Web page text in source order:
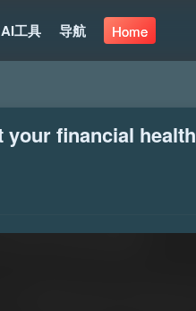
AI工具 导航 Home
your financial health